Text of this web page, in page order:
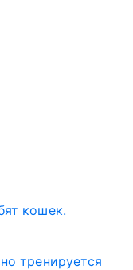
кошек.
тренируется